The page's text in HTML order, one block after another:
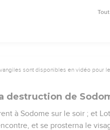
il eut achevé de parler
sont disponibles en vidéo pour le
destruction de
à Sodome sur le soir ; et
et se prosterna le